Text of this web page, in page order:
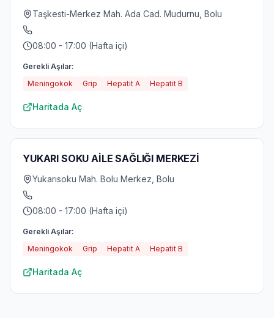
Taşkesti-Merkez Mah. Ada Cad. Mudurnu, Bolu
08:00 - 17:00 (Hafta içi)
Gerekli Aşılar:
Meningokok
Grip Hepatit A Hepatit B
Haritada Aç
YUKARI SOKU AİLE SAĞLIĞI MERKEZİ
Yukarısoku Mah. Bolu Merkez, Bolu
08:00 - 17:00 (Hafta içi)
Gerekli Aşılar:
Meningokok
Grip Hepatit A Hepatit B
Haritada Aç